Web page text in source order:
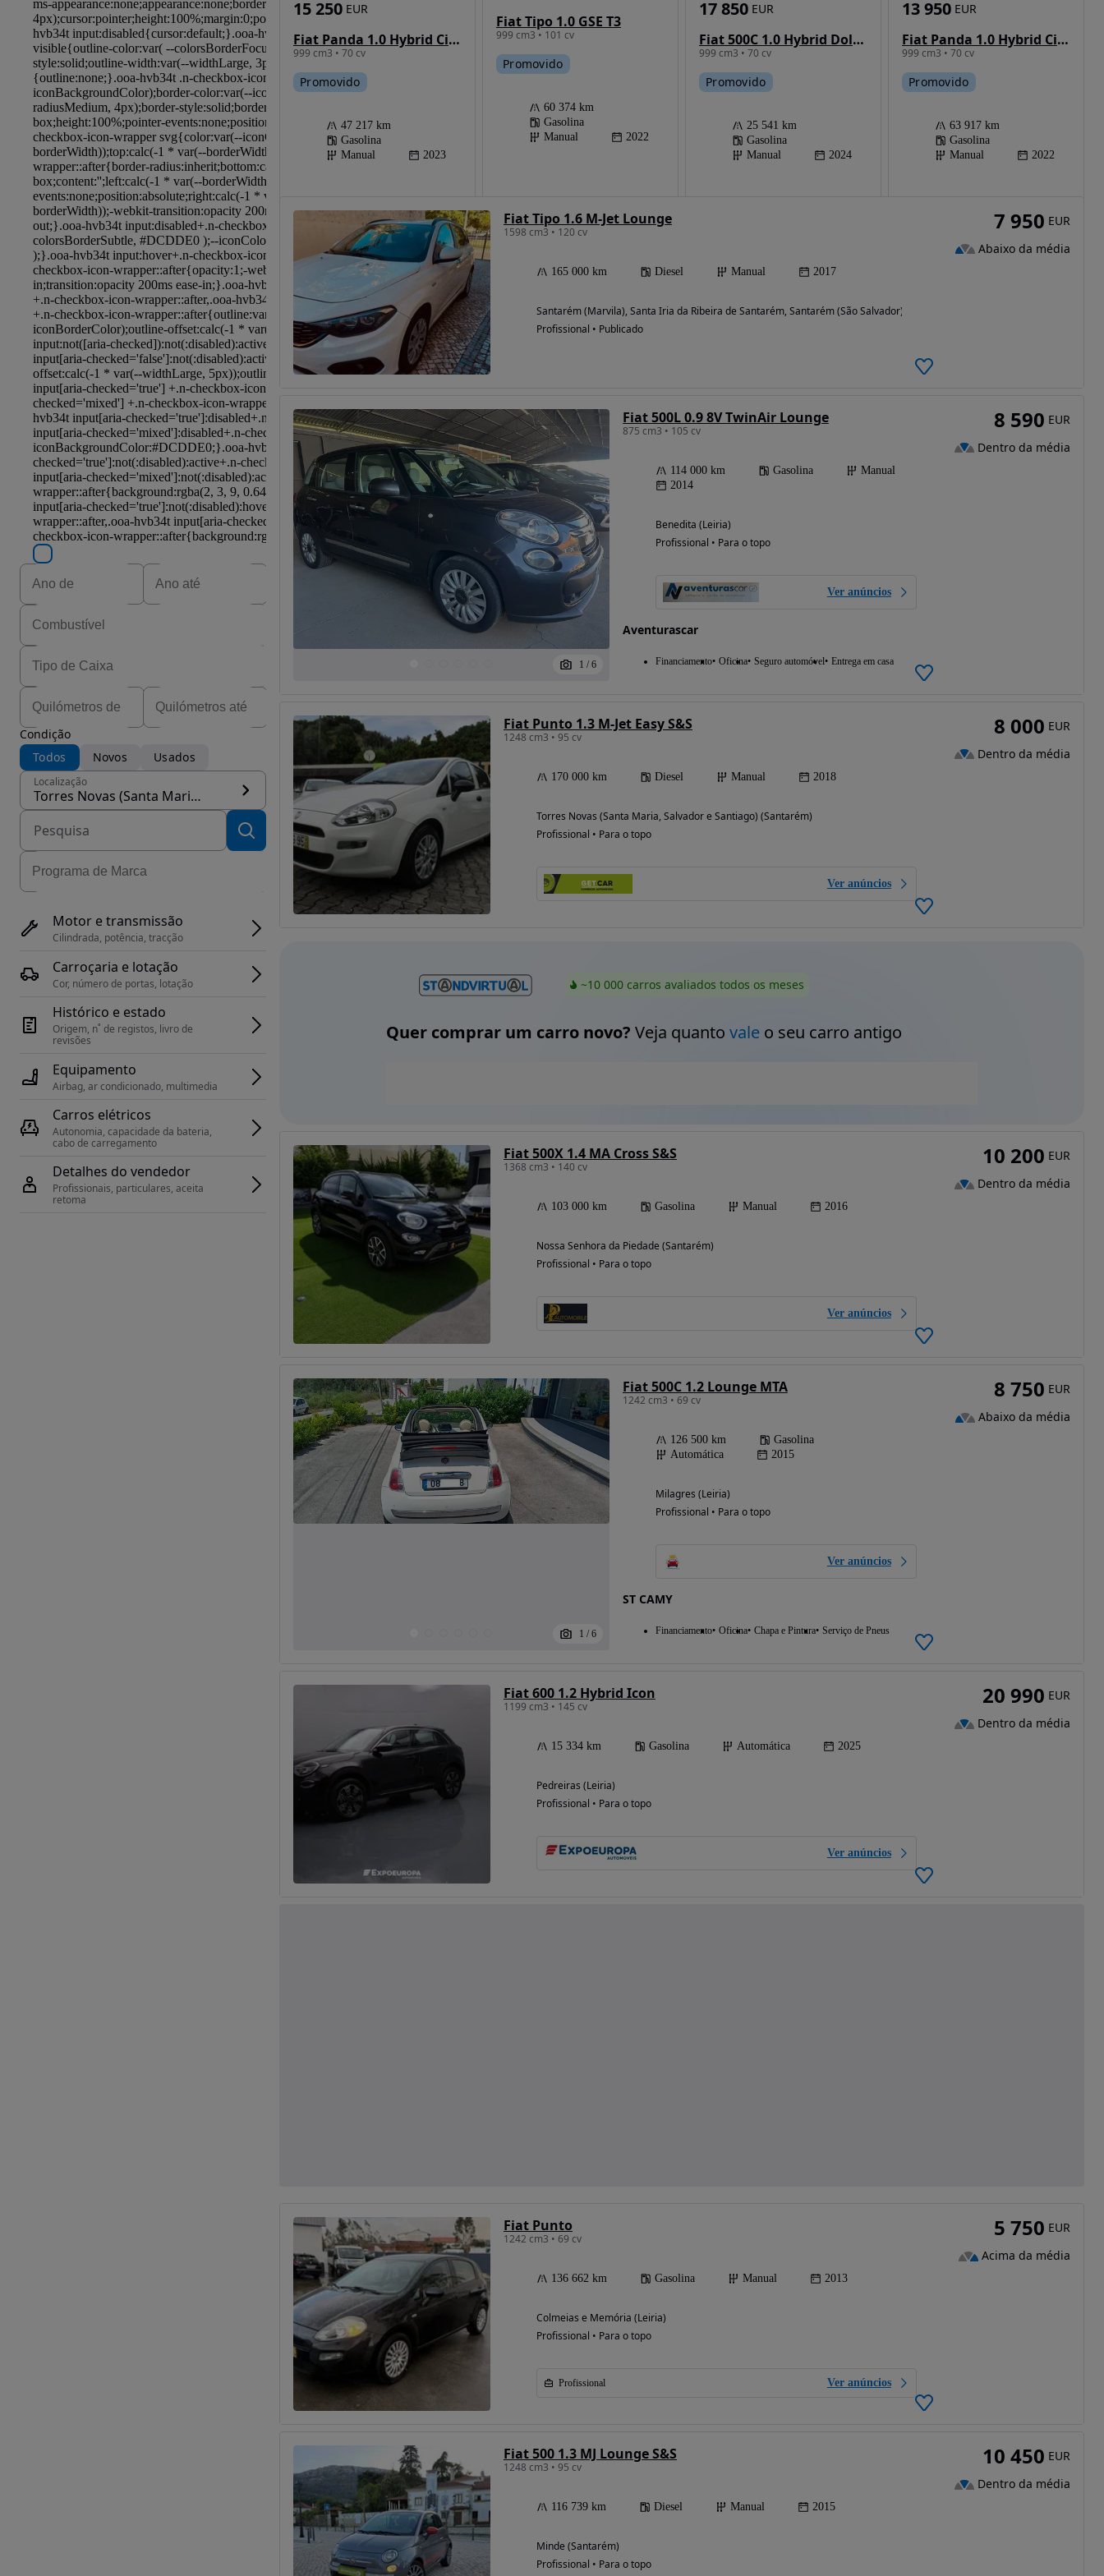
Possibilidade de
financiamento
Condição
Todos
Novos Usados
Localização
Torres Novas (Santa Maria, Salvador e Santiago)
Motor e transmissão
Cilindrada, potência, tracção
Carroçaria e lotação
Cor, número de portas, lotação
Histórico e estado
Origem, n˚ de registos, livro de
revisões
Equipamento
Airbag, ar condicionado, multimedia
Carros elétricos
Autonomia, capacidade da bateria,
cabo de carregamento
Detalhes do vendedor
Profissionais, particulares, aceita
retoma
Fiat Panda 1.0 Hybrid City Life
999 cm3 • 70 cv
15 250 EUR
Promovido
47 217 km
Gasolina
Manual
2023
Fiat Tipo 1.0 GSE T3
999 cm3 • 101 cv
Promovido
60 374 km
Gasolina
Manual
2022
Fiat 500C 1.0 Hybrid Dolcevita
999 cm3 • 70 cv
17 850 EUR
Promovido
25 541 km
Gasolina
Manual
2024
Fiat Panda 1.0 Hybrid City Life
999 cm3 • 70 cv
13 950 EUR
Promovido
63 917 km
Gasolina
Manual
2022
Fiat Tipo 1.6 M-Jet Lounge
1598 cm3 • 120 cv
165 000 km Diesel Manual 2017
Santarém (Marvila), Santa Iria da Ribeira de Santarém, Santarém (São Salvador) e (Santarém)
Profissional • Publicado
7 950 EUR
Abaixo da média
1 / 6
Fiat 500L 0.9 8V TwinAir Lounge
875 cm3 • 105 cv
114 000 km Gasolina
Manual
2014
Benedita (Leiria)
Profissional • Para o topo
Ver anúncios
Aventurascar
Financiamento Oficina Seguro automóvel Entrega em casa
8 590 EUR
Dentro da média
Fiat Punto 1.3 M-Jet Easy S&S
1248 cm3 • 95 cv
170 000 km Diesel Manual 2018
Torres Novas (Santa Maria, Salvador e Santiago) (Santarém)
Profissional • Para o topo
Ver anúncios
8 000 EUR
Dentro da média
~10 000 carros avaliados todos os meses
Quer comprar um carro novo? Veja quanto valeo seu carro antigo
Fiat 500X 1.4 MA Cross S&S
1368 cm3 • 140 cv
103 000 km Gasolina Manual 2016
Nossa Senhora da Piedade (Santarém)
Profissional • Para o topo
Ver anúncios
10 200 EUR
Dentro da média
1 / 6
Fiat 500C 1.2 Lounge MTA
1242 cm3 • 69 cv
126 500 km
Gasolina
Automática
2015
Milagres (Leiria)
Profissional • Para o topo
Ver anúncios
ST CAMY
Financiamento Oficina Chapa e Pintura Serviço de Pneus
8 750 EUR
Abaixo da média
Fiat 600 1.2 Hybrid Icon
1199 cm3 • 145 cv
15 334 km Gasolina Automática 2025
Pedreiras (Leiria)
Profissional • Para o topo
Ver anúncios
20 990 EUR
Dentro da média
Fiat Punto
1242 cm3 • 69 cv
136 662 km Gasolina Manual 2013
Colmeias e Memória (Leiria)
Profissional • Para o topo
Profissional Ver anúncios
5 750 EUR
Acima da média
Fiat 500 1.3 MJ Lounge S&S
1248 cm3 • 95 cv
116 739 km Diesel Manual 2015
Minde (Santarém)
Profissional • Para o topo
10 450 EUR
Dentro da média